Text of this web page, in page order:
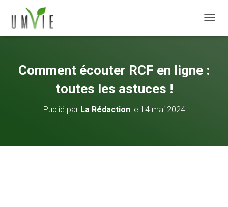
Comment écouter RCF en ligne :
toutes les astuces !
Publié par La Rédactionle 14 mai 2024